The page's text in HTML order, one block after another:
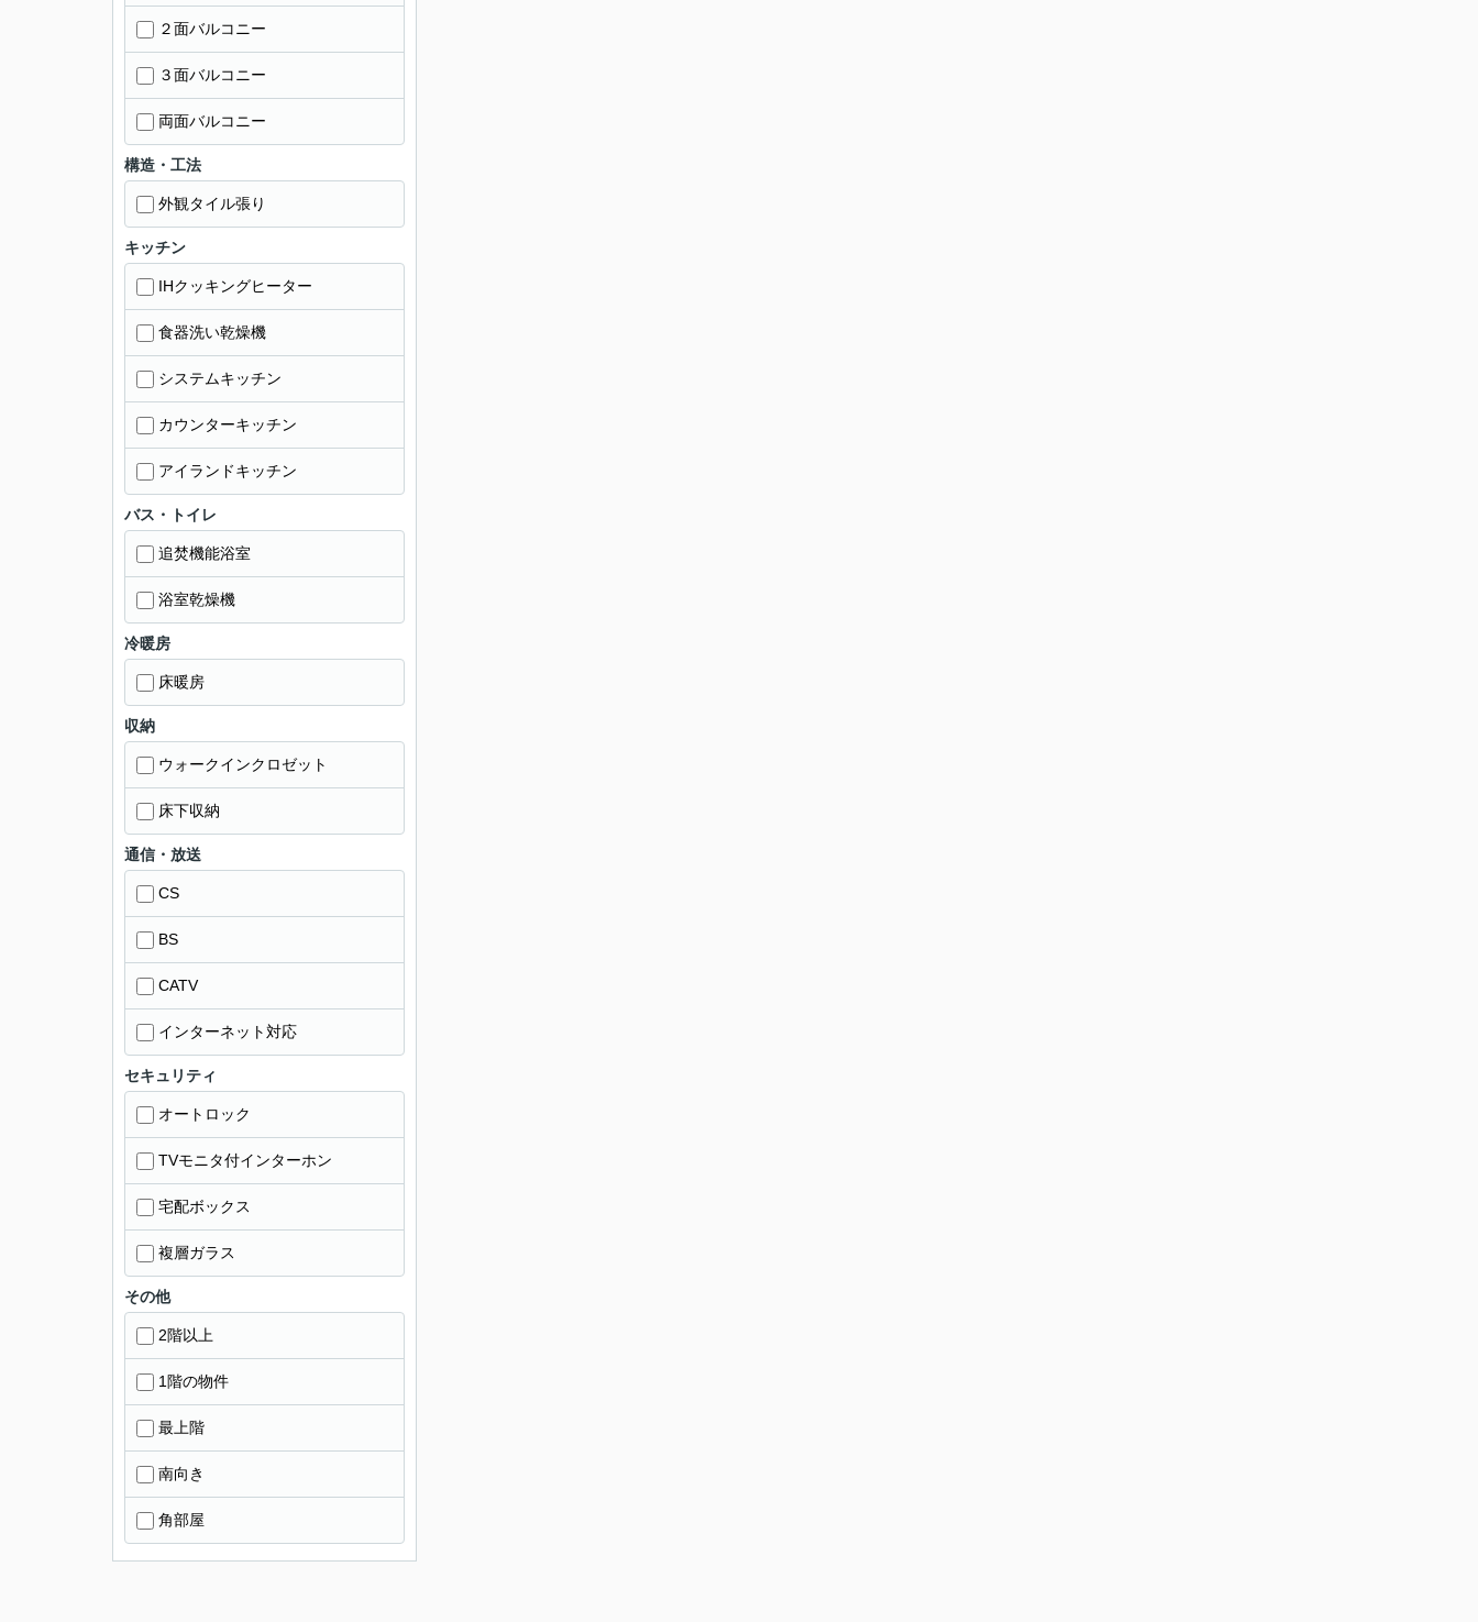
２面バルコニー
３面バルコニー
両面バルコニー
構造・工法
外観タイル張り
キッチン
IHクッキングヒーター
食器洗い乾燥機
システムキッチン
カウンターキッチン
アイランドキッチン
バス・トイレ
追焚機能浴室
浴室乾燥機
冷暖房
床暖房
収納
ウォークインクロゼット
床下収納
通信・放送
CS
BS
CATV
インターネット対応
セキュリティ
オートロック
TVモニタ付インターホン
宅配ボックス
複層ガラス
その他
2階以上
1階の物件
最上階
南向き
角部屋